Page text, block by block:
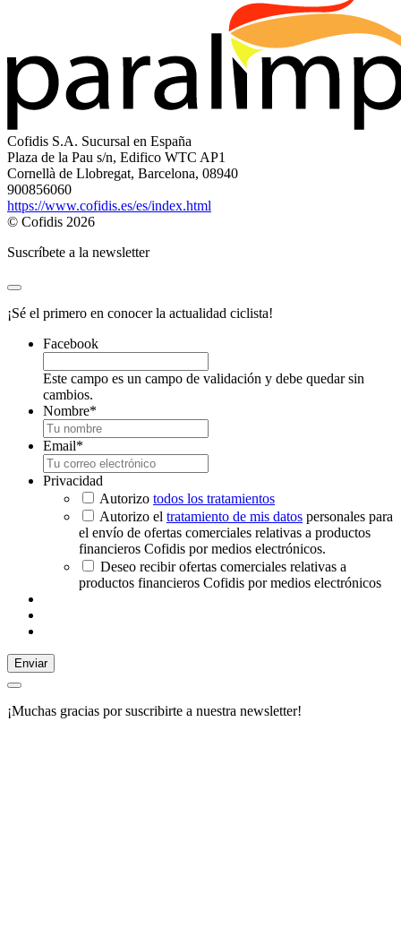
Cofidis S.A. Sucursal en España
Plaza de la Pau s/n, Edifico WTC AP1
Cornellà de Llobregat, Barcelona, 08940
900856060
https://www.cofidis.es/es/index.html
© Cofidis 2026
Suscríbete a la newsletter
¡Sé el primero en conocer la actualidad ciclista!
Facebook
Este campo es un campo de validación y debe quedar sin
cambios.
Nombre*
Email*
Privacidad
Autorizo todos los tratamientos
Autorizo el tratamiento de mis datos personales para
el envío de ofertas comerciales relativas a productos
financieros Cofidis por medios electrónicos.
Deseo recibir ofertas comerciales relativas a
productos financieros Cofidis por medios electrónicos
Enviar
¡Muchas gracias por suscribirte a nuestra newsletter!